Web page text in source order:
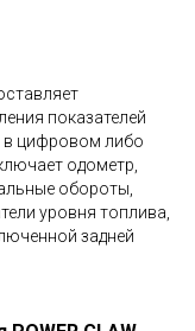
показателей
в цифровом либо
одометр,
обороты,
уровня топлива,
задней